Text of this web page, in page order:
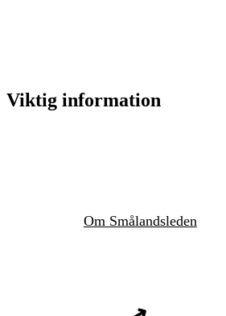
Viktig information
Om Smålandsleden